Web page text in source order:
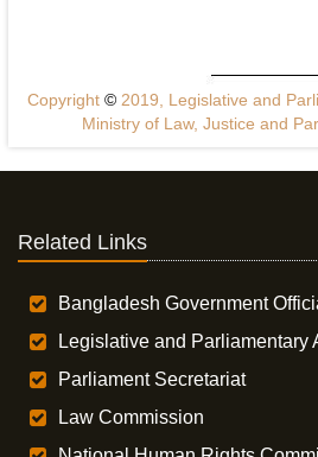
Copyright ©2019, Legislative and
Ministry of Law, Justice and
Related Links
Bangladesh Government
Legislative and Parliamentary
Parliament Secretariat
Law Commission